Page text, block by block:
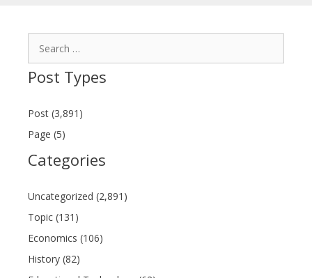
Post Types
Post (3,891)
Page (5)
Categories
Uncategorized (2,891)
Topic (131)
Economics (106)
History (82)